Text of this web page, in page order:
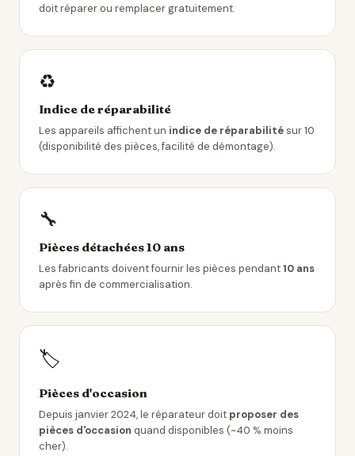
doit réparer ou remplacer gratuitement.
♻️
Indice de réparabilité
Les appareils affichent un indice de réparabilitésur 10
(disponibilité des pièces, facilité de démontage).
🔧
Pièces détachées 10 ans
Les fabricants doivent fournir les pièces pendant10 ans
après fin de commercialisation.
🏷️
Pièces d'occasion
Depuis janvier 2024, le réparateur doit proposer des
pièces d'occasion quand disponibles (~40 % moins
cher).